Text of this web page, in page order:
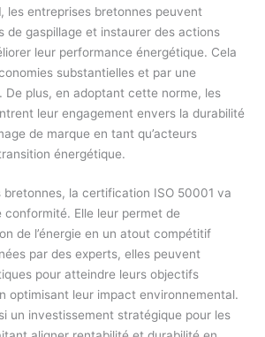
les entreprises bretonnes peuvent
de gaspillage et instaurer des actions
leur performance énergétique. Cela
substantielles et par une
De plus, en adoptant cette norme, les
leur engagement envers la durabilité
de marque en tant qu’acteurs
énergétique.
bretonnes, la certification ISO 50001 va
conformité. Elle leur permet de
de l’énergie en un atout compétitif
par des experts, elles peuvent
pour atteindre leurs objectifs
optimisant leur impact environnemental.
un investissement stratégique pour les